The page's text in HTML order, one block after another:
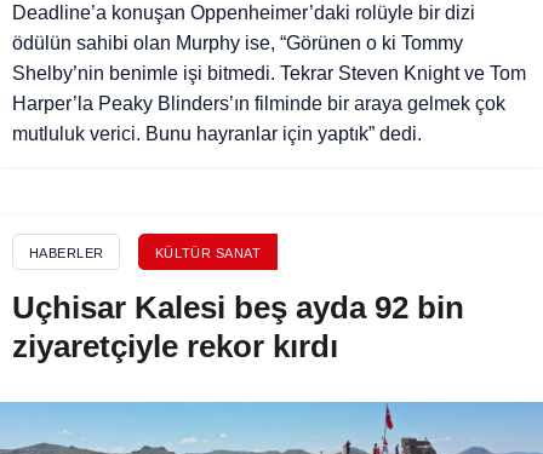
Deadline’a konuşan Oppenheimer’daki rolüyle bir dizi
ödülün sahibi olan Murphy ise, “Görünen o ki Tommy
Shelby’nin benimle işi bitmedi. Tekrar Steven Knight ve Tom
Harper’la Peaky Blinders’ın filminde bir araya gelmek çok
mutluluk verici. Bunu hayranlar için yaptık” dedi.
HABERLER KÜLTÜR SANAT
Uçhisar Kalesi beş ayda 92 bin
ziyaretçiyle rekor kırdı